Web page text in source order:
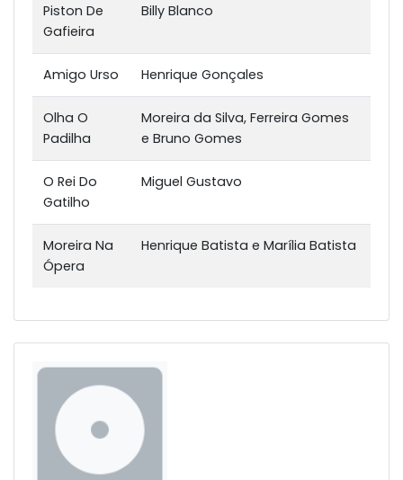
Piston De
Gafieira
Billy Blanco
Amigo Urso Henrique Gonçales
Olha O
Padilha
Moreira da Silva, Ferreira Gomes
e Bruno Gomes
O Rei Do
Gatilho
Miguel Gustavo
Moreira Na
Ópera
Henrique Batista e Marília Batista